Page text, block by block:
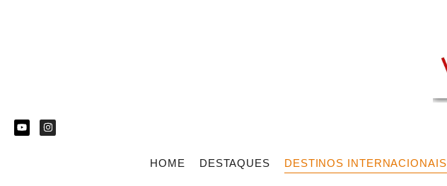
HOME DESTAQUES DESTINOS INTERNACIONAIS